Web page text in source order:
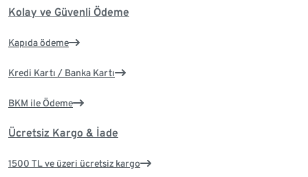
Kolay ve Güvenli Ödeme
Kapıda ödeme
Kredi Kartı / Banka Kartı
BKM ile Ödeme
Ücretsiz Kargo & İade
1500 TL ve üzeri ücretsiz kargo